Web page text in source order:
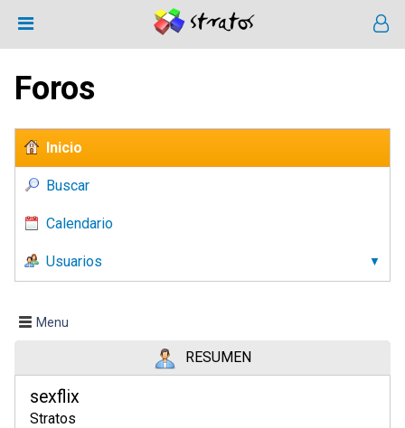
Foros
Inicio
Buscar
Calendario
Usuarios
Menu
RESUMEN
sexflix
Stratos